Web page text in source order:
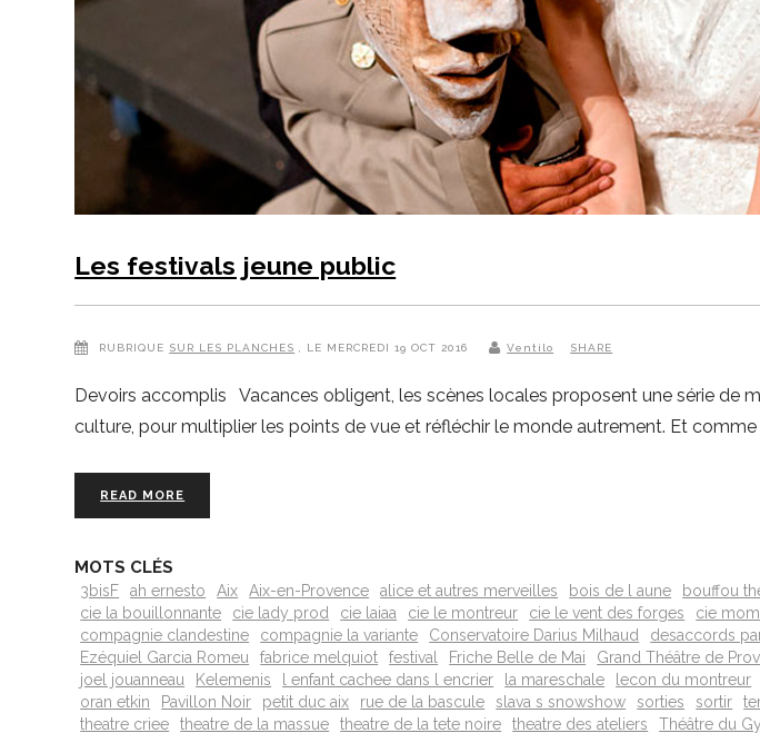
Les festivals jeune public
RUBRIQUE SUR LES PLANCHES , LE MERCREDI 19 OCT 2016 Ventilo SHARE
Devoirs accomplis Vacances obligent, les scènes locales proposent une série de
culture, pour multiplier les points de vue et réfléchir le monde autrement. Et comme
READ MORE
MOTS CLÉS
3bisF ah ernesto Aix Aix-en-Provence alice et autres merveilles bois de l aune bouffou
cie la bouillonnante
cie lady prod cie laiaa cie le montreur cie le vent des forges cie
compagnie clandestine
compagnie la variante Conservatoire Darius Milhaud desaccords
Ezéquiel Garcia Romeu
fabrice melquiot festival Friche Belle de Mai Grand Théâtre de
joel jouanneau
Kelemenis l enfant cachee dans l encrier la mareschale lecon du montreur
oran etkin
Pavillon Noir petit duc aix rue de la bascule slava s snowshow sorties sortir
theatre criee
theatre de la massue theatre de la tete noire theatre des ateliers Théâtre du